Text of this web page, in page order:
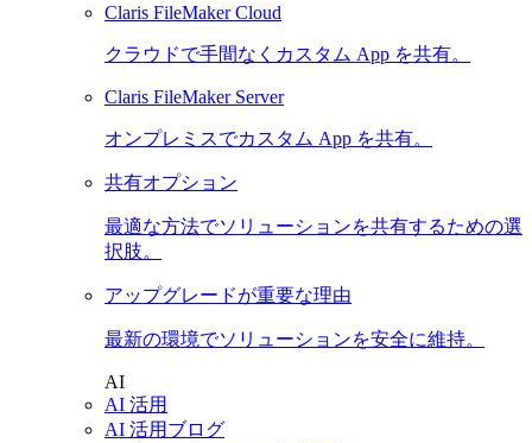
Claris FileMaker Cloud
クラウドで手間なくカスタム App を共有。
Claris FileMaker Server
オンプレミスでカスタム App を共有。
共有オプション
最適な方法でソリューションを共有するための選
択肢。
アップグレードが重要な理由
最新の環境でソリューションを安全に維持。
AI
AI 活用
AI 活用ブログ